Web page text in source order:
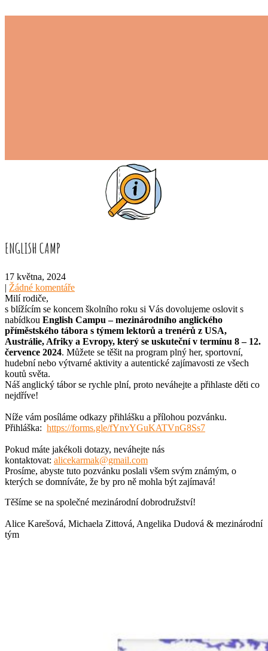
ENGLISH CAMP
17 května, 2024
| Žádné komentáře
Milí rodiče,
s blížícím se koncem školního roku si Vás dovolujeme oslovit s
nabídkou English Campu – mezinárodního anglického
příměstského tábora s týmem lektorů a trenérů z USA,
Austrálie, Afriky a Evropy, který se uskuteční v termínu 8 – 12.
července 2024. Můžete se těšit na program plný her, sportovní,
hudební nebo výtvarné aktivity a autentické zajímavosti ze všech
koutů světa.
Náš anglický tábor se rychle plní, proto neváhejte a přihlaste děti co
nejdříve!
Níže vám posíláme odkazy přihlášku a přílohou pozvánku.
Přihláška: https://forms.gle/fYnvYGuKATVnG8Ss7
Pokud máte jakékoli dotazy, neváhejte nás
kontaktovat: alicekarmak@gmail.com
Prosíme, abyste tuto pozvánku poslali všem svým známým, o
kterých se domníváte, že by pro ně mohla být zajímavá!
Těšíme se na společné mezinárodní dobrodružství!
Alice Karešová, Michaela Zittová, Angelika Dudová & mezinárodní
tým